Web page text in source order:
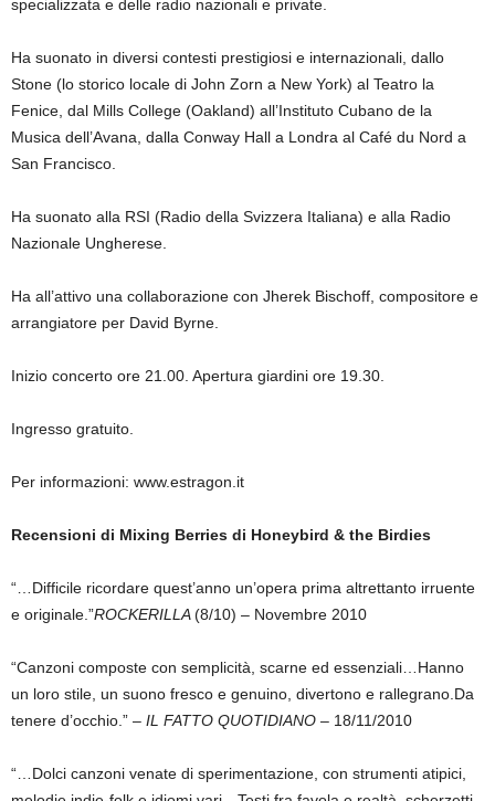
specializzata e delle radio nazionali e private.
Ha suonato in diversi contesti prestigiosi e internazionali, dallo
Stone (lo storico locale di John Zorn a New York) al Teatro la
Fenice, dal Mills College (Oakland) all’Instituto Cubano de la
Musica dell’Avana, dalla Conway Hall a Londra al Café du Nord a
San Francisco.
Ha suonato alla RSI (Radio della Svizzera Italiana) e alla Radio
Nazionale Ungherese.
Ha all’attivo una collaborazione con Jherek Bischoff, compositore e
arrangiatore per David Byrne.
Inizio concerto ore 21.00. Apertura giardini ore 19.30.
Ingresso gratuito.
Per informazioni: www.estragon.it
Recensioni di Mixing Berries di Honeybird & the Birdies
“…Difficile ricordare quest’anno un’opera prima altrettanto irruente
e originale.”ROCKERILLA(8/10) – Novembre 2010
“Canzoni composte con semplicità, scarne ed essenziali…Hanno
un loro stile, un suono fresco e genuino, divertono e rallegrano.Da
tenere d’occhio.” – IL FATTO QUOTIDIANO – 18/11/2010
“…Dolci canzoni venate di sperimentazione, con strumenti atipici,